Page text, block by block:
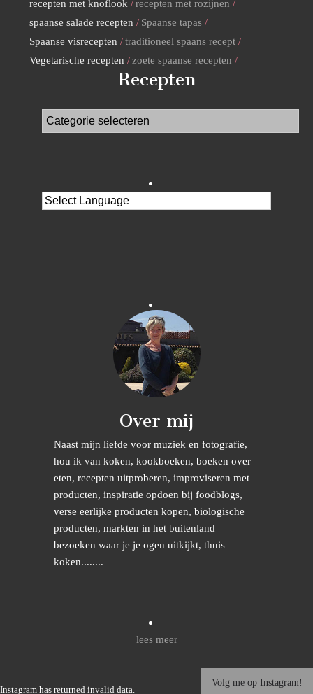
recepten met knoflook
recepten met rozijnen
spaanse salade recepten
Spaanse tapas
Spaanse visrecepten
traditioneel spaans recept
Vegetarische recepten
zoete spaanse recepten
Recepten
Over mij
Naast mijn liefde voor muziek en fotografie,
hou ik van koken, kookboeken, boeken over
eten, recepten uitproberen, improviseren met
producten, inspiratie opdoen bij foodblogs,
verse eerlijke producten kopen, biologische
producten, markten in het buitenland
bezoeken waar je je ogen uitkijkt, thuis
koken........
lees meer
Instagram has returned invalid data.
Volg me op Instagram!